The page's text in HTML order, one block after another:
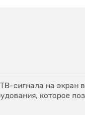
сигнала на экран
которое